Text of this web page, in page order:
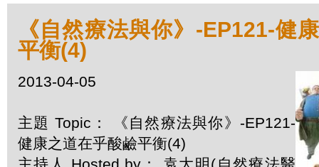
《自然療法與你》-EP121-健
平衡(4)
2013-04-05
主題 Topic： 《自然療法與你》-EP121-
健康之道在乎酸鹼平衡(4)